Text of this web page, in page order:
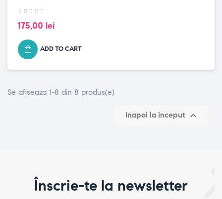
175,00 lei
ADD TO CART
Se afiseaza 1-8 din 8 produs(e)
Inapoi la inceput 
Înscrie-te la newsletter